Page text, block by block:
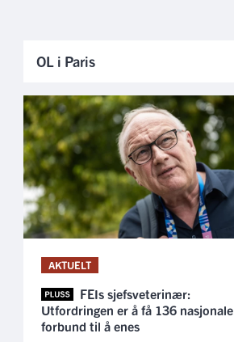
OL i Paris
AKTUELT
FEIs sjefsveterinær:
Utfordringen er å få 136 nasjonale
forbund til å enes